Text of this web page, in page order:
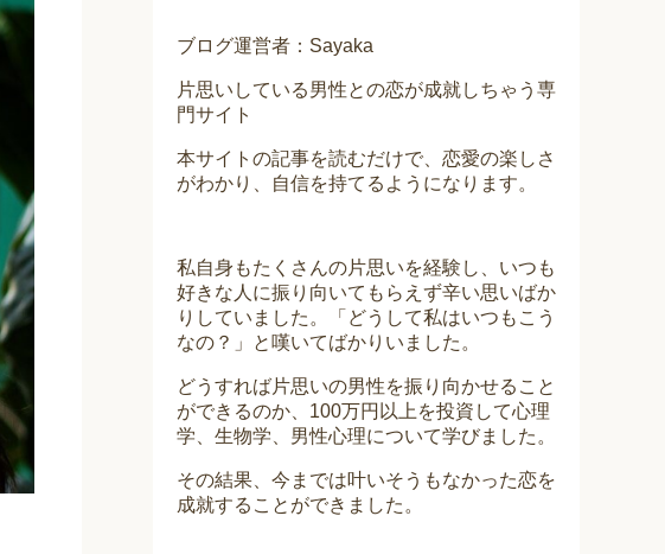
ブログ運営者：Sayaka
片思いしている男性との恋が成就しちゃう専
門サイト
本サイトの記事を読むだけで、恋愛の楽しさ
がわかり、自信を持てるようになります。
私自身もたくさんの片思いを経験し、いつも
好きな人に振り向いてもらえず辛い思いばか
りしていました。「どうして私はいつもこう
なの？」と嘆いてばかりいました。
どうすれば片思いの男性を振り向かせること
ができるのか、100万円以上を投資して心理
学、生物学、男性心理について学びました。
その結果、今までは叶いそうもなかった恋を
成就することができました。